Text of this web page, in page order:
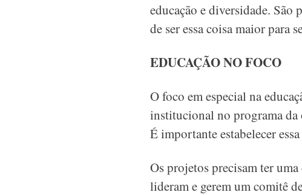
educação e diversidade. São
de ser essa coisa maior para
EDUCAÇÃO NO FOCO
O foco em especial na
institucional no programa da
É importante estabelecer
Os projetos precisam ter
lideram e gerem um comitê